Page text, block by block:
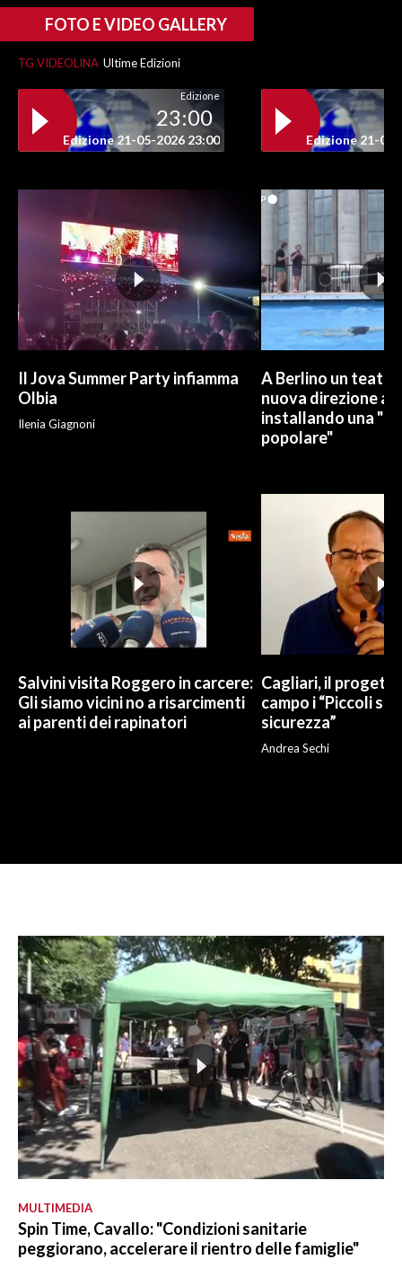
FOTO E VIDEO GALLERY
TG VIDEOLINA Ultime Edizioni
Edizione
23:00
Edizione 21-05-2026 23:00 Edizione 21-05-
Il Jova Summer Party infiamma
Olbia
Ilenia Giagnoni
A Berlino un
nuova direzione
installando una
popolare"
Salvini visita Roggero in carcere:
Gli siamo vicini no a risarcimenti
ai parenti dei rapinatori
Cagliari, il
campo i “Piccoli
sicurezza”
Andrea Sechi
MULTIMEDIA
Spin Time, Cavallo: "Condizioni sanitarie
peggiorano, accelerare il rientro delle famiglie"